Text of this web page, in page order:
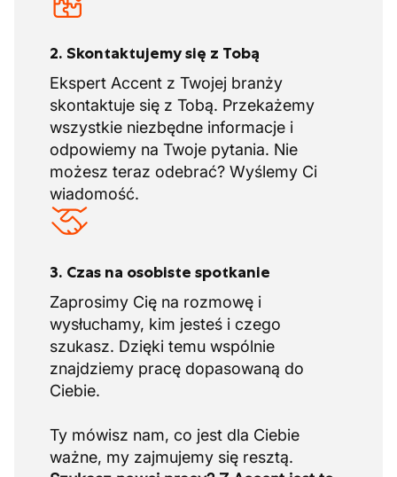
2. Skontaktujemy się z Tobą
Ekspert Accent z Twojej branży
skontaktuje się z Tobą. Przekażemy
wszystkie niezbędne informacje i
odpowiemy na Twoje pytania. Nie
możesz teraz odebrać? Wyślemy Ci
wiadomość.
3. Czas na osobiste spotkanie
Zaprosimy Cię na rozmowę i
wysłuchamy, kim jesteś i czego
szukasz. Dzięki temu wspólnie
znajdziemy pracę dopasowaną do
Ciebie.
Ty mówisz nam, co jest dla Ciebie